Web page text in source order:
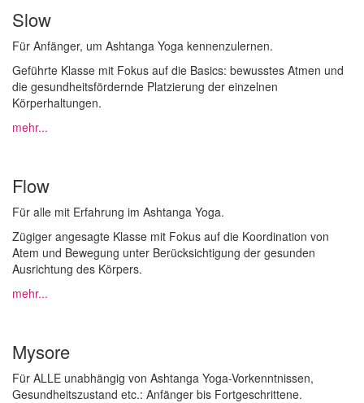
Slow
Für Anfänger, um Ashtanga Yoga kennenzulernen.
Geführte Klasse mit Fokus auf die Basics: bewusstes Atmen und
die gesundheitsfördernde Platzierung der einzelnen
Körperhaltungen.
mehr...
Flow
Für alle mit Erfahrung im Ashtanga Yoga.
Zügiger angesagte Klasse mit Fokus auf die Koordination von
Atem und Bewegung unter Berücksichtigung der gesunden
Ausrichtung des Körpers.
mehr...
Mysore
Für ALLE unabhängig von Ashtanga Yoga-Vorkenntnissen,
Gesundheitszustand etc.: Anfänger bis Fortgeschrittene.